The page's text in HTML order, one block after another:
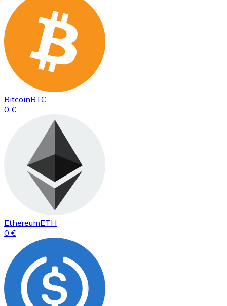
BitcoinBTC
0 €
EthereumETH
0 €